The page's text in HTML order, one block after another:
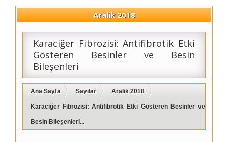
Aralik 2018
Karaciğer Fibrozisi: Antifibrotik Etki
Gösteren Besinler ve Besin
Bileşenleri
Ana Sayfa Sayılar Aralik 2018
Karaciğer Fibrozisi: Antifibrotik Etki Gösteren Besinler ve
Besin Bileşenleri...